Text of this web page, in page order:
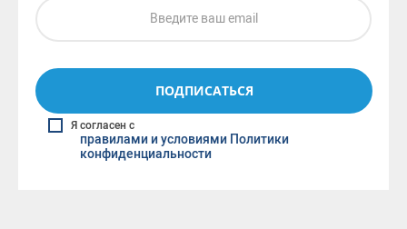
ПОДПИСАТЬСЯ
Я согласен с
правилами и условиями Политики
конфиденциальности